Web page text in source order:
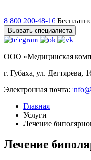
8 800 200-48-16
Вызвать специалиста
ООО «Медицинская
г. Губаха, ул. Дегтярёва,
Электронная почта:
Главная
Услуги
Лечение
Лечение